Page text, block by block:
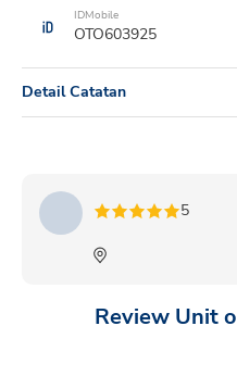
IDMobile
OTO603925
Detail Catatan
5
Review Unit